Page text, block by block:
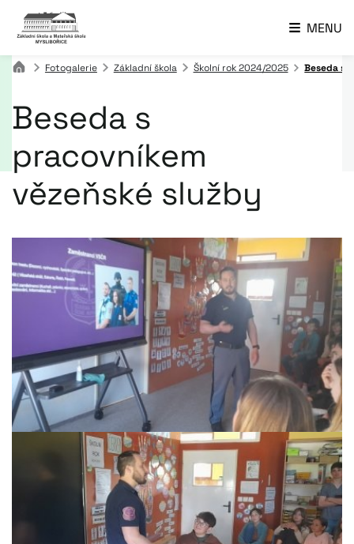
MENU
Fotogalerie Základní škola Školní rok 2024/2025 Beseda s
Beseda s
pracovníkem
vězeňské služby